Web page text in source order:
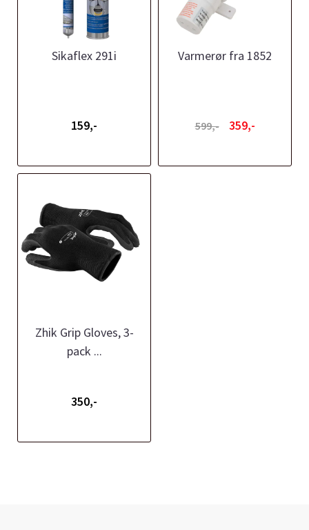
Sikaflex 291i
159,-
Varmerør fra 1852
599,- 359,-
Zhik Grip Gloves, 3-
pack ...
350,-